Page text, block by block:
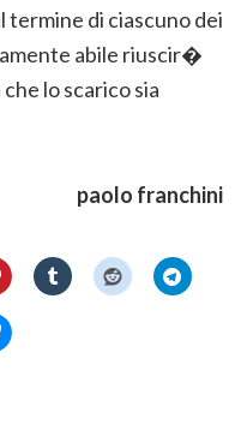
di ciascuno dei
abile riuscir�
lo scarico sia
paolo franchini